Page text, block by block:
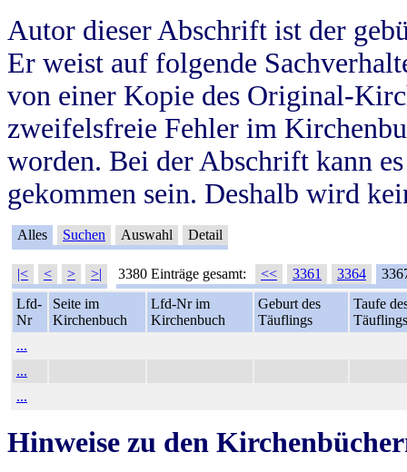
Autor dieser Abschrift ist der
Er weist auf folgende
von einer Kopie des Original-
zweifelsfreie Fehler im
worden. Bei der Abschrift kann
gekommen sein. Deshalb wird
Alles Suchen Auswahl Detail
|< < > >| 3380 Einträge gesamt: << 3361 3364
Lfd-
Nr
Seite im
Kirchenbuch
Lfd-Nr im
Kirchenbuch
Geburt des
Täuflings
Taufe
Täuflings
...
...
...
Hinweise zu den